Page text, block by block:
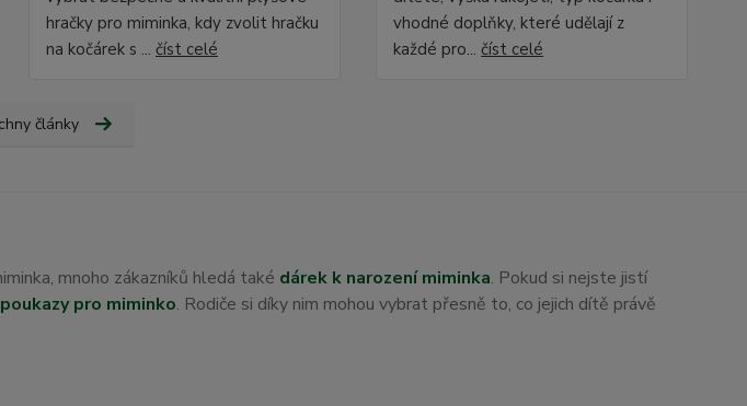
hračky pro miminka, kdy zvolit hračku
na kočárek s ... číst celé
vhodné doplňky, které udělají z
každé pro...číst celé
články
mnoho zákazníků hledá také dárek k narození miminka. Pokud si nejste jistí
pro miminko. Rodiče si díky nim mohou vybrat přesně to, co jejich dítě právě